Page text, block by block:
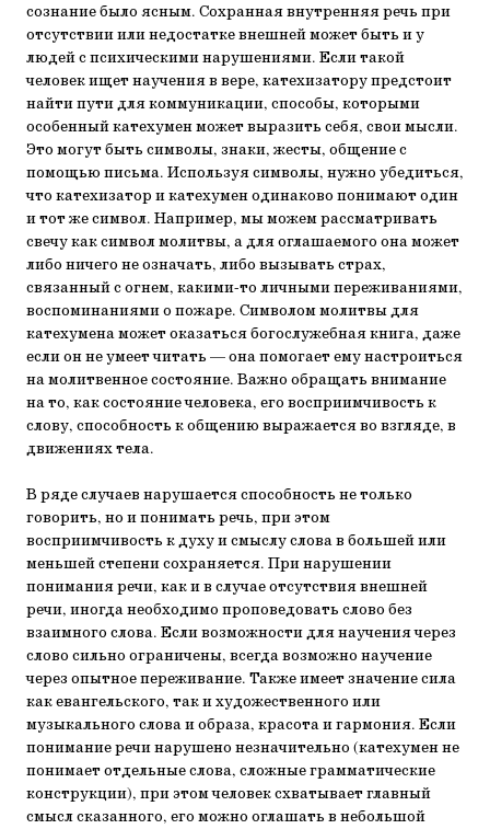
сознание было ясным. Сохранная внутренняя речь при
отсутствии или недостатке внешней может быть и у
людей с психическими нарушениями. Если такой
человек ищет научения в вере, катехизатору предстоит
найти пути для коммуникации, способы, которыми
особенный катехумен может выразить себя, свои мысли.
Это могут быть символы, знаки, жесты, общение с
помощью письма. Используя символы, нужно убедиться,
что катехизатор и катехумен одинаково понимают один
и тот же символ. Например, мы можем рассматривать
свечу как символ молитвы, а для оглашаемого она может
либо ничего не означать, либо вызывать страх,
связанный с огнем, какими-то личными переживаниями,
воспоминаниями о пожаре. Символом молитвы для
катехумена может оказаться богослужебная книга, даже
если он не умеет читать — она помогает ему настроиться
на молитвенное состояние. Важно обращать внимание
на то, как состояние человека, его восприимчивость к
слову, способность к общению выражается во взгляде, в
движениях тела.
В ряде случаев нарушается способность не только
говорить, но и понимать речь, при этом
восприимчивость к духу и смыслу слова в большей или
меньшей степени сохраняется. При нарушении
понимания речи, как и в случае отсутствия внешней
речи, иногда необходимо проповедовать слово без
взаимного слова. Если возможности для научения через
слово сильно ограничены, всегда возможно научение
через опытное переживание. Также имеет значение сила
как евангельского, так и художественного или
музыкального слова и образа, красота и гармония. Если
понимание речи нарушено незначительно (катехумен не
понимает отдельные слова, сложные грамматические
конструкции), при этом человек схватывает главный
смысл сказанного, его можно оглашать в небольшой